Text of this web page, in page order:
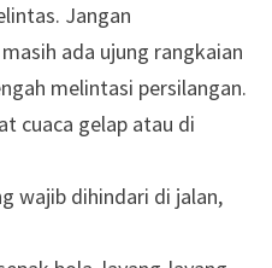
Jangan
ada ujung rangkaian
melintasi persilangan.
cuaca gelap atau di
wajib dihindari di jalan,